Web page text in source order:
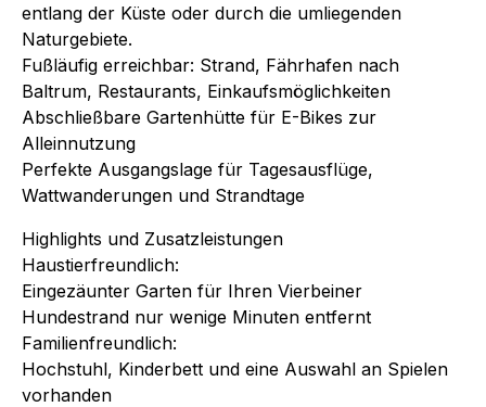
entlang der Küste oder durch die umliegenden
Naturgebiete.
Fußläufig erreichbar: Strand, Fährhafen nach
Baltrum, Restaurants, Einkaufsmöglichkeiten
Abschließbare Gartenhütte für E-Bikes zur
Alleinnutzung
Perfekte Ausgangslage für Tagesausflüge,
Wattwanderungen und Strandtage
Highlights und Zusatzleistungen
Haustierfreundlich:
Eingezäunter Garten für Ihren Vierbeiner
Hundestrand nur wenige Minuten entfernt
Familienfreundlich:
Hochstuhl, Kinderbett und eine Auswahl an Spielen
vorhanden